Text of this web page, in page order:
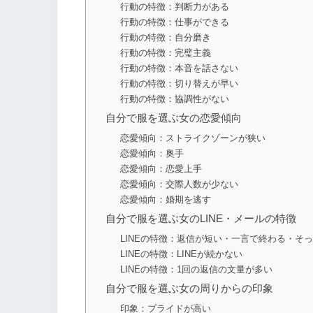
行動の特徴：判断力がある
行動の特徴：仕事ができる
行動の特徴：自分磨き
行動の特徴：完璧主義
行動の特徴：本音を話さない
行動の特徴：切り替えが早い
行動の特徴：協調性がない
自分で服を選ぶ女の恋愛傾向
恋愛傾向：ストライクゾーンが狭い
恋愛傾向：奥手
恋愛傾向：恋愛上手
恋愛傾向：交際人数が少ない
恋愛傾向：婚期を逃す
自分で服を選ぶ女のLINE・メールの特徴
LINEの特徴：返信が短い・一言で終わる・そ
LINEの特徴：LINEが続かない
LINEの特徴：1回の返信の文量が多い
自分で服を選ぶ女の周りからの印象
印象：プライドが高い